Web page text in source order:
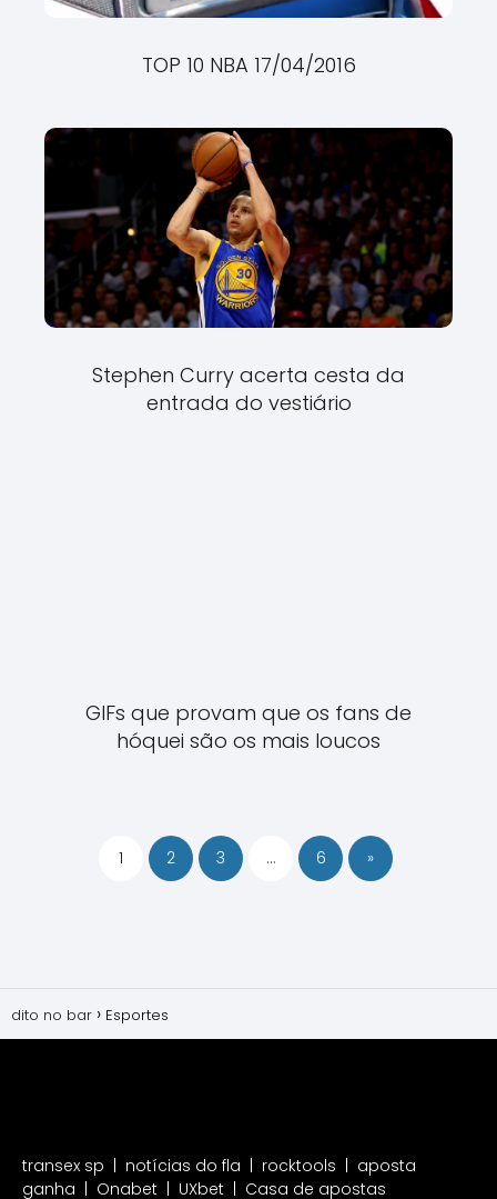
TOP 10 NBA 17/04/2016
Stephen Curry acerta cesta da
entrada do vestiário
GIFs que provam que os fans de
hóquei são os mais loucos
1 2 3 … 6 »
dito no bar Esportes
transex sp | notícias do fla | rocktools | aposta
ganha | Onabet | UXbet | Casa de apostas